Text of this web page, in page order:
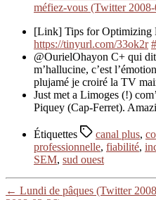
méfiez-vous (Twitter
[Link] Tips for Optimizing
https://tinyurl.com/33ok2r #
@OurielOhayon C+ qui
m’hallucine, c’est
plujamé je croiré la TV
Just met a Limoges (!)
Piquey (Cap-Ferret).
Étiquettes canal plus,
professionnelle, fiabilité,
SEM, sud ouest
← Lundi de pâques (Twitter